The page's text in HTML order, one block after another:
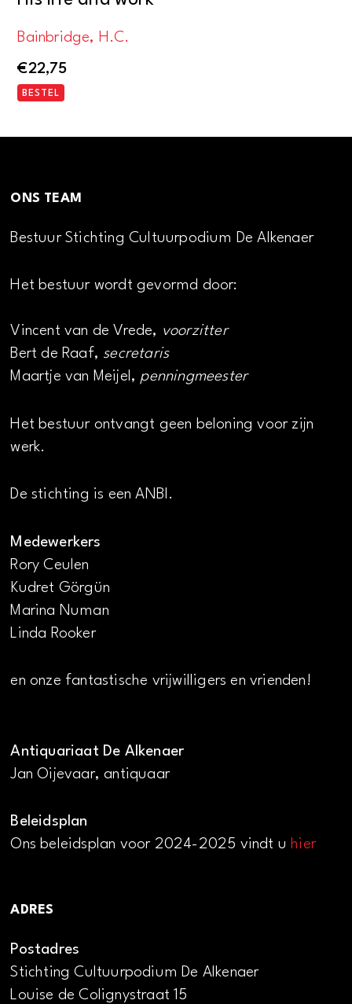
Bainbridge, H.C.
€22,75
BESTEL
ONS TEAM
Bestuur Stichting Cultuurpodium De Alkenaer
Het bestuur wordt gevormd door:
Vincent van de Vrede, voorzitter
Bert de Raaf, secretaris
Maartje van Meijel, penningmeester
Het bestuur ontvangt geen beloning voor zijn
werk.
De stichting is een ANBI.
Medewerkers
Rory Ceulen
Kudret Görgün
Marina Numan
Linda Rooker
en onze fantastische vrijwilligers en vrienden!
Antiquariaat De Alkenaer
Jan Oijevaar, antiquaar
Beleidsplan
Ons beleidsplan voor 2024-2025 vindt uhier
ADRES
Postadres
Stichting Cultuurpodium De Alkenaer
Louise de Colignystraat 15